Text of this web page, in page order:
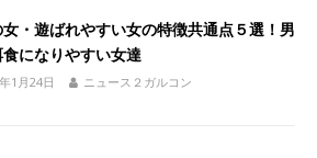
・遊ばれやすい女の特徴共通点５選！男
になりやすい女達
1月24日 ニュース２ガルコン